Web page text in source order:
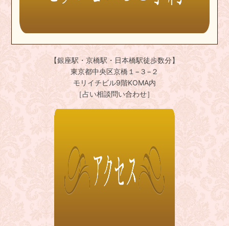
【銀座駅・京橋駅・日本橋駅徒歩数分】
東京都中央区京橋１−３−２
モリイチビル9階KOMA内
［占い相談問い合わせ］